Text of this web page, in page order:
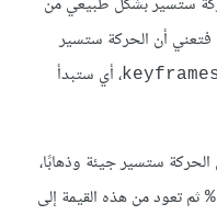
فتعني أن الحركة ستسير
، أي ستبدأ
الحركة ستسير جيئة وذهابًا،
ثم تعود من هذه القيمة إلى